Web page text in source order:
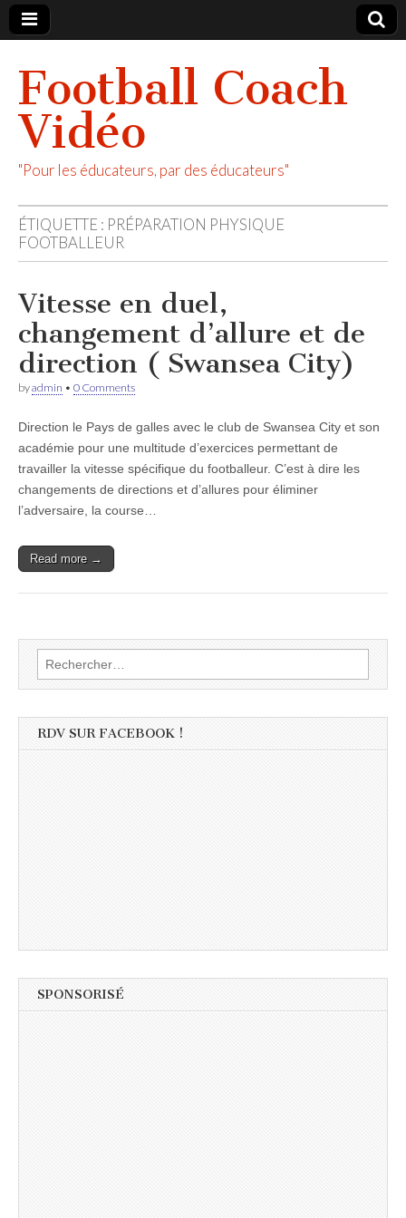
Football Coach
Vidéo
"Pour les éducateurs, par des éducateurs"
ÉTIQUETTE : PRÉPARATION PHYSIQUE
FOOTBALLEUR
Vitesse en duel,
changement d’allure et de
direction ( Swansea City)
byadmin • 0 Comments
Direction le Pays de galles avec le club de Swansea City et son
académie pour une multitude d’exercices permettant de
travailler la vitesse spécifique du footballeur. C’est à dire les
changements de directions et d’allures pour éliminer
l’adversaire, la course…
Read more →
Rechercher :
RDV SUR FACEBOOK !
SPONSORISÉ